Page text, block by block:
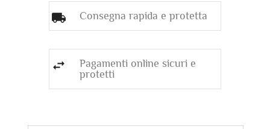
Consegna rapida e protetta
Pagamenti online sicuri e
protetti